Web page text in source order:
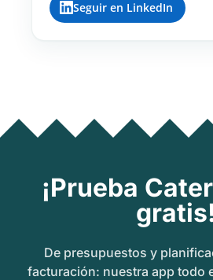
Seguir en LinkedIn
¡Prueba
De presupuestos y
facturación: nuestra app todo